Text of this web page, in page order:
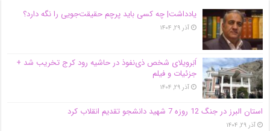
یادداشت| ‌چه کسی باید پرچم حقیقت‌جویی را نگه دارد؟
آذر ۲۹, ۱۴۰۴
اَبَر‌ویلای شخص ذی‌نفوذ در حاشیه‌ رود کرج تخریب شد +
جزئیات و فیلم
آذر ۲۹, ۱۴۰۴
استان البرز در جنگ 12 روزه 7 شهید دانشجو تقدیم انقلاب کرد
آذر ۲۹, ۱۴۰۴